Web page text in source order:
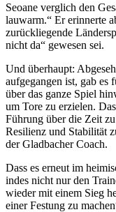
Seoane verglich den
lauwarm.“ Er erinnerte
zurückliegende
nicht da“ gewesen sei.
Und überhaupt:
aufgegangen ist, gab es
über das ganze Spiel
um Tore zu erzielen.
Führung über die Zeit
Resilienz und Stabilität
der Gladbacher Coach.
Dass es erneut im
indes nicht nur den
wieder mit einem Sieg
einer Festung zu